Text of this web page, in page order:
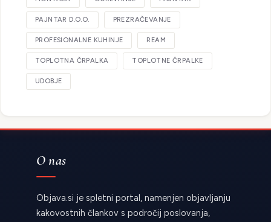
PAJNTAR D.O.O. PREZRAČEVANJE
PROFESIONALNE KUHINJE REAM
TOPLOTNA ČRPALKA TOPLOTNE ČRPALKE
UDOBJE
O nas
Objava.si je spletni portal, namenjen objavljanju
kakovostnih člankov s področij poslovanja,